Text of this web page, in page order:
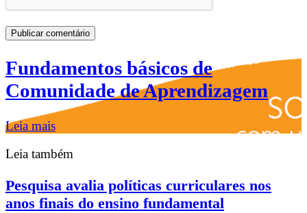
Fundamentos básicos de
Comunidade de Aprendizagem
Leia mais
Leia também
Pesquisa avalia políticas curriculares nos
anos finais do ensino fundamental